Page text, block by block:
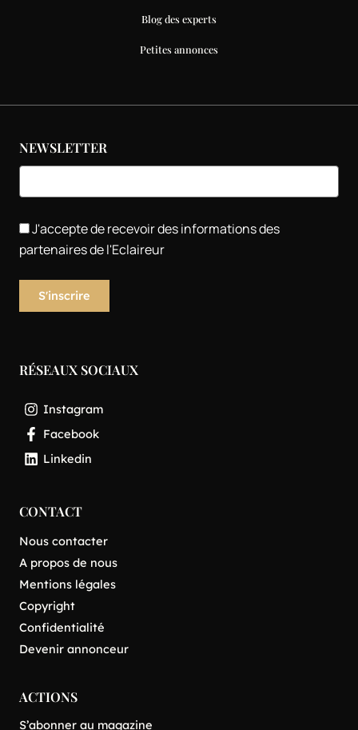
Blog des experts
Petites annonces
NEWSLETTER
J'accepte de recevoir des informations des
partenaires de l'Eclaireur
RÉSEAUX SOCIAUX
Instagram
Facebook
Linkedin
CONTACT
Nous contacter
A propos de nous
Mentions légales
Copyright
Confidentialité
Devenir annonceur
ACTIONS
S’abonner au magazine